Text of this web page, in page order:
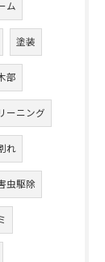
ム
塗装
部
ーニング
れ
虫駆除